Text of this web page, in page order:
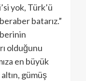
yok, Türk’ü
batarız.”
olduğunu
en büyük
gümüş